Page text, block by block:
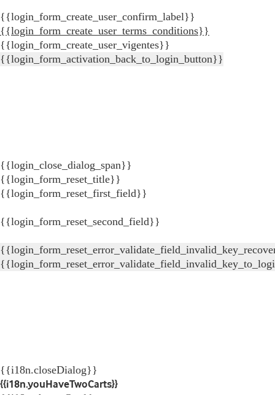
{{login_form_create_user_confirm_label}}
{{login_form_create_user_terms_conditions}}
{{login_form_create_user_vigentes}}
{{login_form_activation_back_to_login_button}}
{{login_close_dialog_span}}
{{login_form_reset_title}}
{{login_form_reset_first_field}}
{{login_form_reset_second_field}}
{{i18n.closeDialog}}
{{i18n.youHaveTwoCarts}}